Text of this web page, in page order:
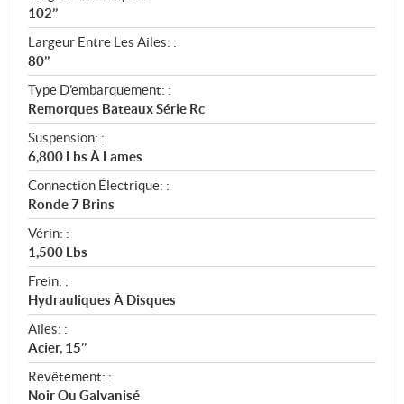
s
102’’
Largeur Entre Les Ailes: :
80’’
Type D'embarquement: :
Remorques Bateaux Série Rc
Suspension: :
6,800 Lbs À Lames
Connection Électrique: :
Ronde 7 Brins
Vérin: :
1,500 Lbs
Frein: :
Hydrauliques À Disques
Ailes: :
Acier, 15’’
Revêtement: :
Noir Ou Galvanisé